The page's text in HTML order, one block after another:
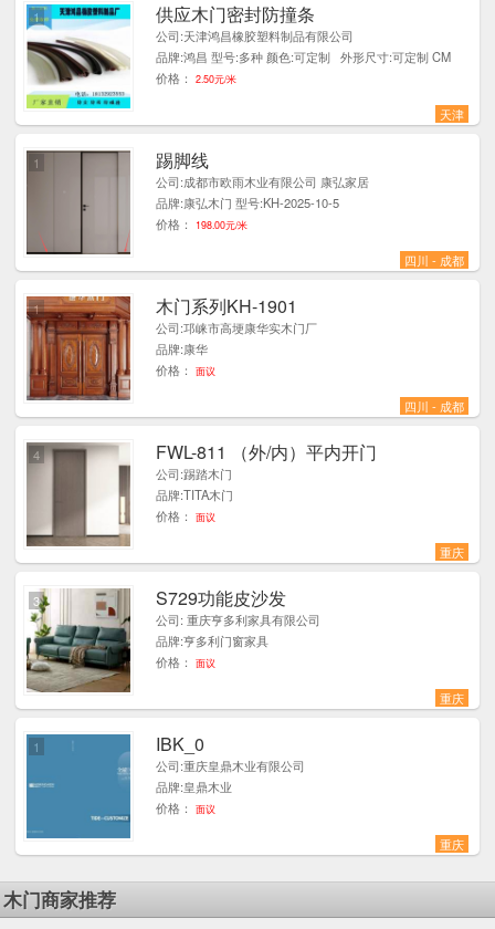
供应木门密封防撞条
公司:天津鸿昌橡胶塑料制品有限公司
品牌:鸿昌 型号:多种 颜色:可定制 外形尺寸:可定制 CM
价格：
2.50元/米
天津
1
踢脚线
公司:成都市欧雨木业有限公司 康弘家居
品牌:康弘木门 型号:KH-2025-10-5
价格：
198.00元/米
四川 - 成都
1
木门系列KH-1901
公司:邛崃市高埂康华实木门厂
品牌:康华
价格：
面议
四川 - 成都
1
FWL-811 （外/内）平内开门
公司:踢踏木门
品牌:TITA木门
价格：
面议
重庆
4
S729功能皮沙发
公司: 重庆亨多利家具有限公司
品牌:亨多利门窗家具
价格：
面议
重庆
3
IBK_0
公司:重庆皇鼎木业有限公司
品牌:皇鼎木业
价格：
面议
重庆
1
木门商家推荐